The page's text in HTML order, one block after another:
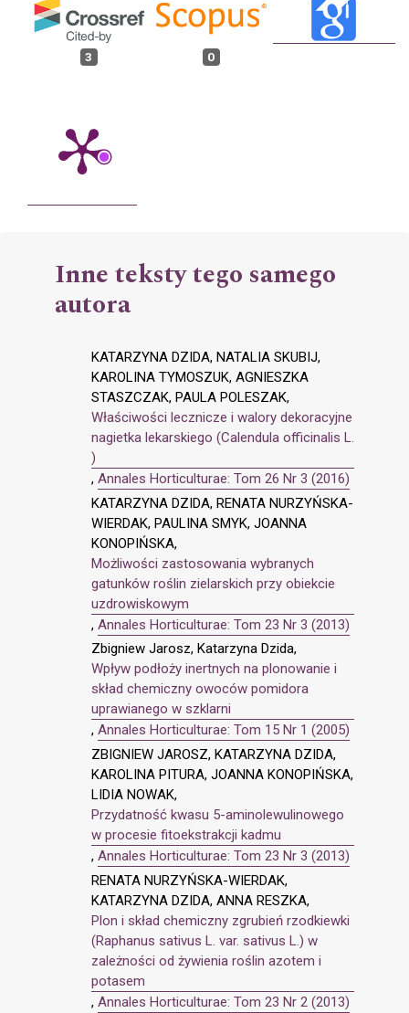
3 0
Inne teksty tego samego
autora
KATARZYNA DZIDA, NATALIA SKUBIJ,
KAROLINA TYMOSZUK, AGNIESZKA
STASZCZAK, PAULA POLESZAK,
Właściwości lecznicze i walory dekoracyjne
nagietka lekarskiego (Calendula officinalis L.
)
, Annales Horticulturae: Tom 26 Nr 3 (2016)
KATARZYNA DZIDA, RENATA NURZYŃSKA-
WIERDAK, PAULINA SMYK, JOANNA
KONOPIŃSKA,
Możliwości zastosowania wybranych
gatunków roślin zielarskich przy obiekcie
uzdrowiskowym
, Annales Horticulturae: Tom 23 Nr 3 (2013)
Zbigniew Jarosz, Katarzyna Dzida,
Wpływ podłoży inertnych na plonowanie i
skład chemiczny owoców pomidora
uprawianego w szklarni
, Annales Horticulturae: Tom 15 Nr 1 (2005)
ZBIGNIEW JAROSZ, KATARZYNA DZIDA,
KAROLINA PITURA, JOANNA KONOPIŃSKA,
LIDIA NOWAK,
Przydatność kwasu 5-aminolewulinowego
w procesie fitoekstrakcji kadmu
, Annales Horticulturae: Tom 23 Nr 3 (2013)
RENATA NURZYŃSKA-WIERDAK,
KATARZYNA DZIDA, ANNA RESZKA,
Plon i skład chemiczny zgrubień rzodkiewki
(Raphanus sativus L. var. sativus L.) w
zależności od żywienia roślin azotem i
potasem
, Annales Horticulturae: Tom 23 Nr 2 (2013)